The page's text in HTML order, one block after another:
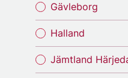
Gävleborg
Halland
Jämtland